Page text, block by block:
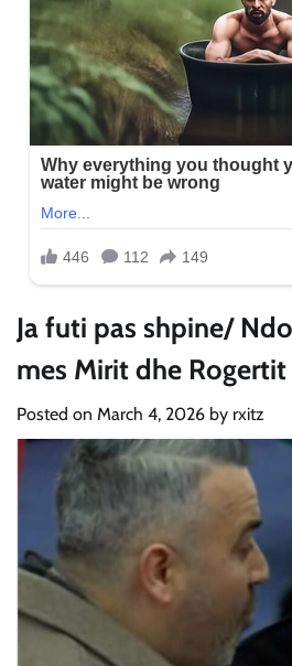
Ja futi pas shpine/
mes Mirit dhe Rogertit
Posted on March 4, 2026 by rxitz